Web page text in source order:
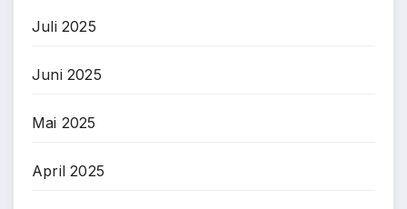
Juli 2025
Juni 2025
Mai 2025
April 2025